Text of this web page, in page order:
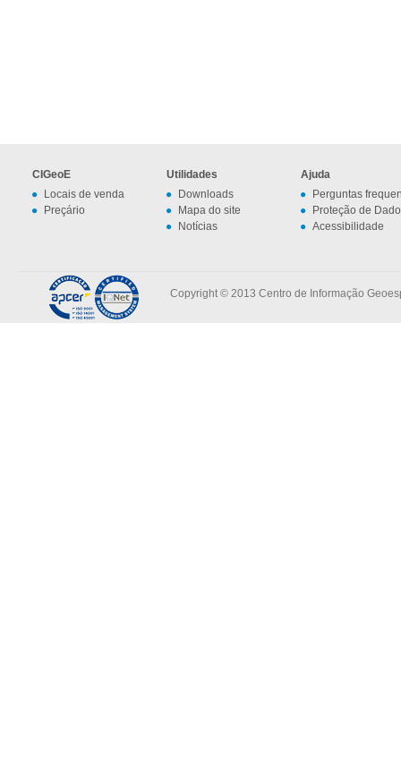
CIGeoE
Locais de venda
Preçário
Utilidades
Downloads
Mapa do site
Notícias
Ajuda
Perguntas
Proteção de
Acessibilidade
Copyright © 2013 Centro de Informação